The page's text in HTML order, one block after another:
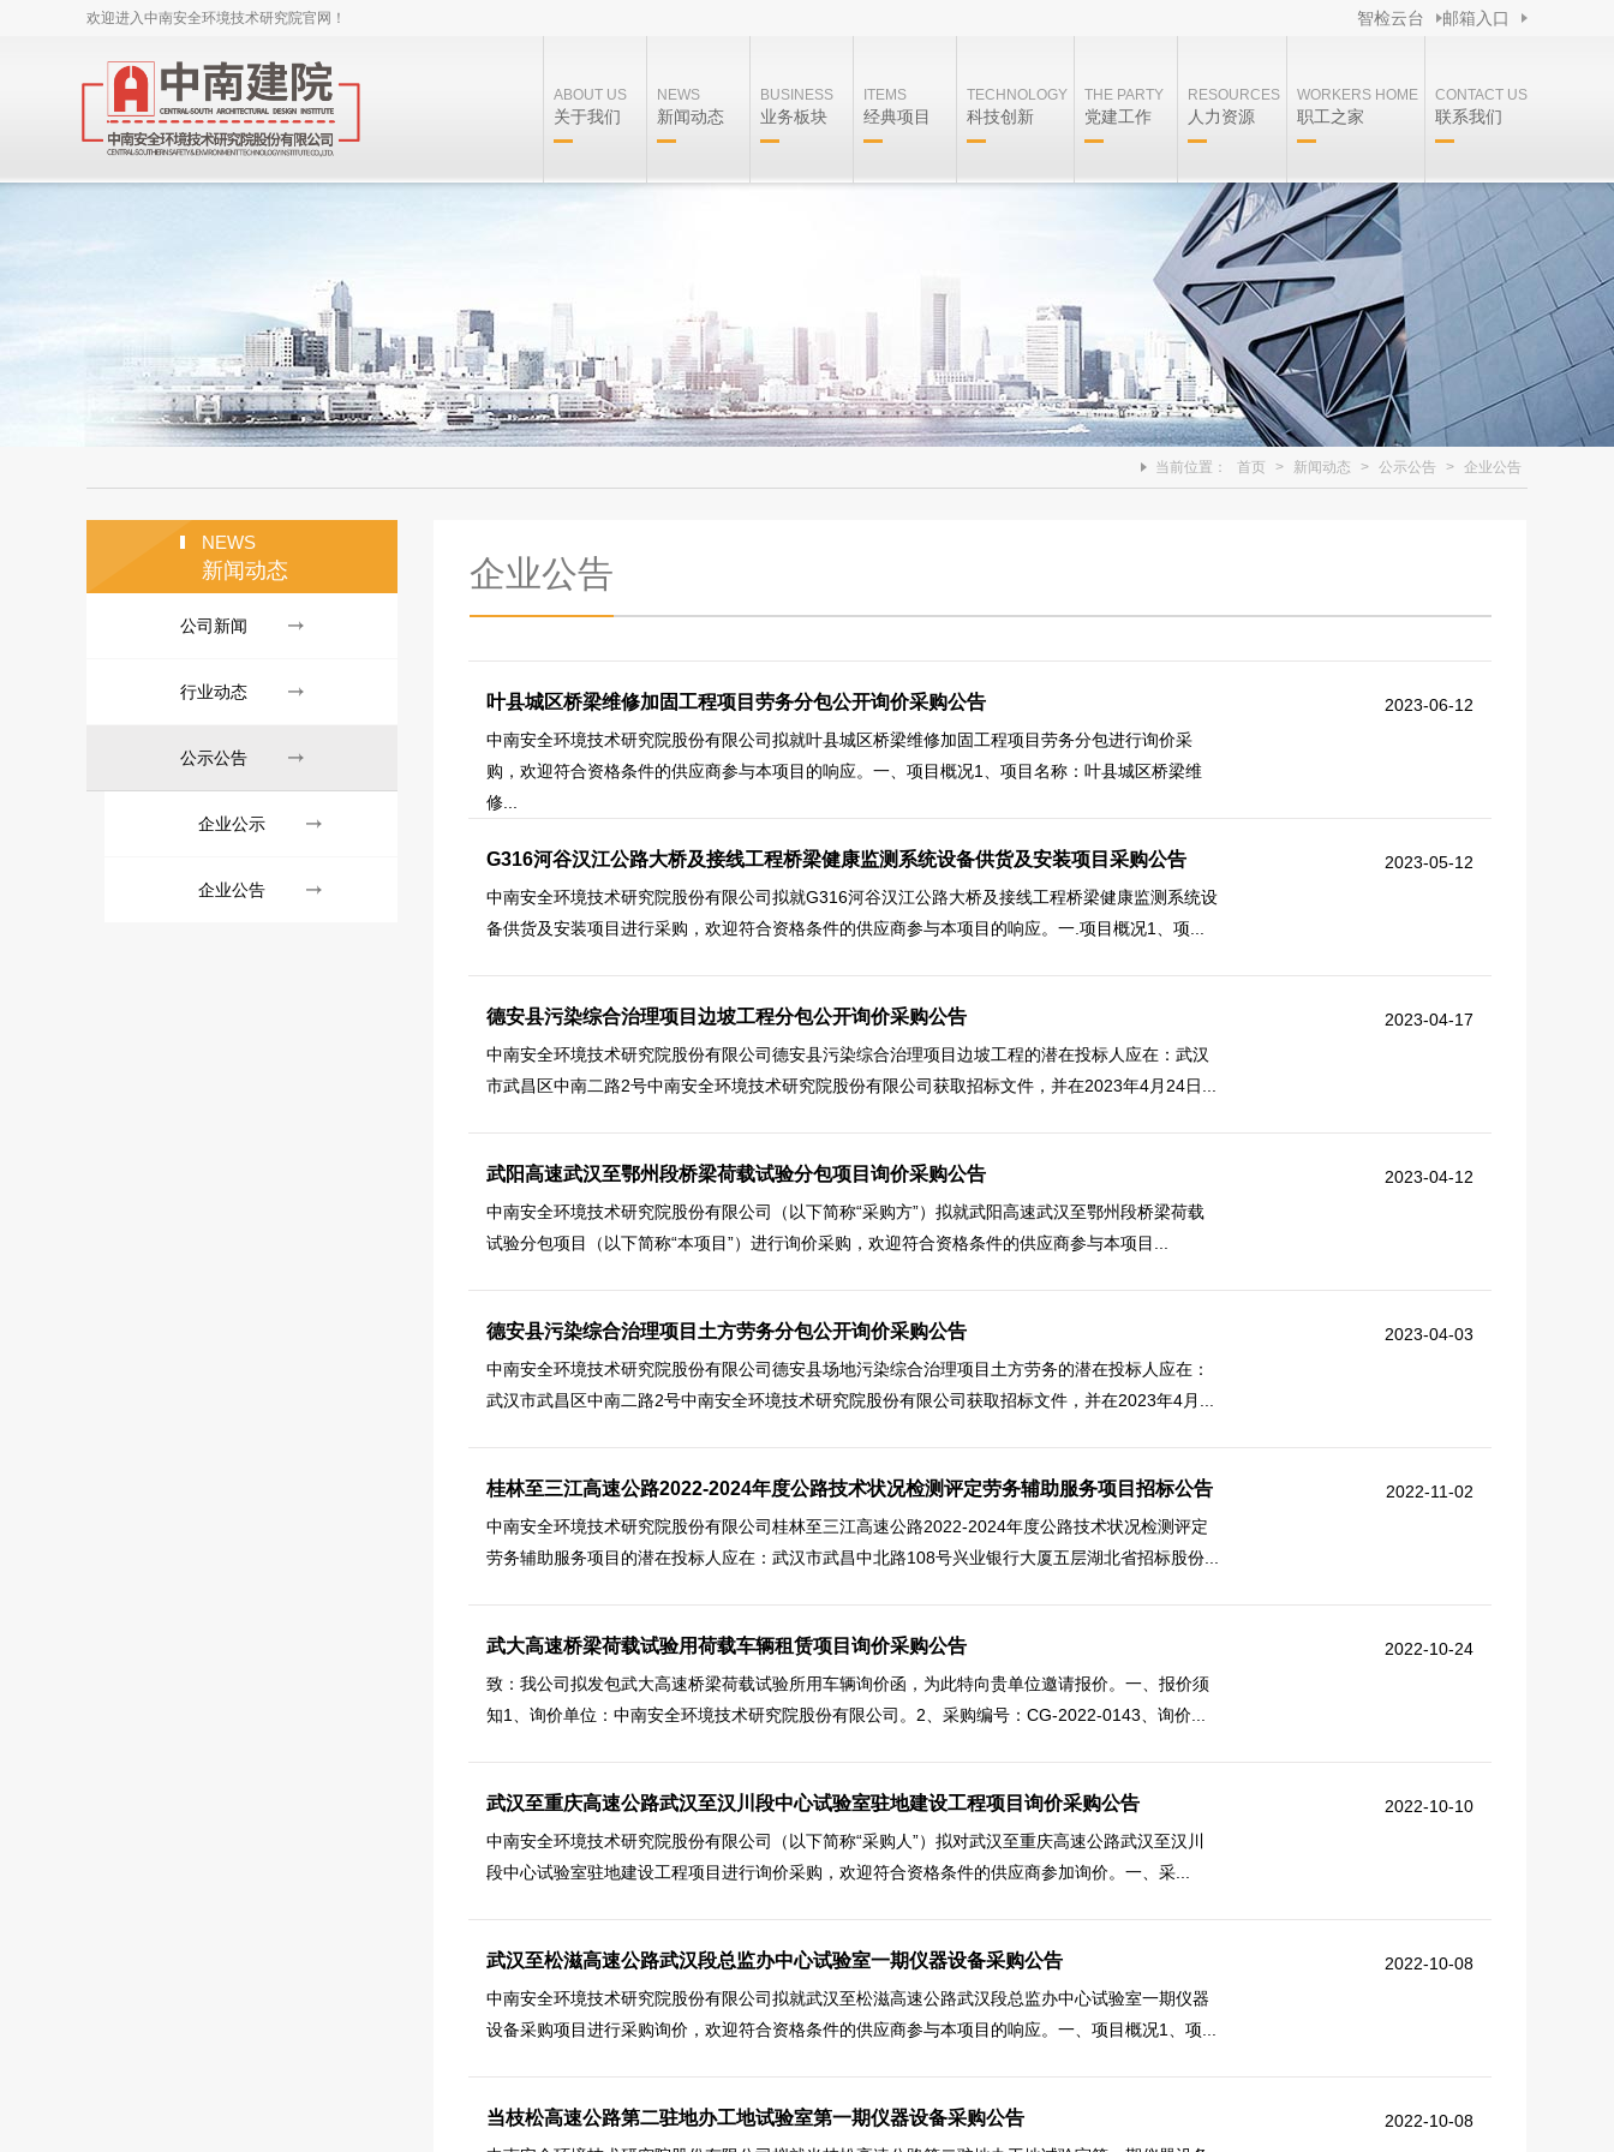
欢迎进入中南安全环境技术研究院官网！ 邮箱入口
智检云台
ABOUT US
关于我们
NEWS
新闻动态
BUSINESS
业务板块
ITEMS
经典项目
TECHNOLOGY
科技创新
THE PARTY
党建工作
RESOURCES
人力资源
WORKERS HOME
职工之家
CONTACT US
联系我们
企业公告
当前位置： 首页 > 新闻动态 > 公示公告 > 企业公告
NEWS
新闻动态
公司新闻
行业动态
公示公告
企业公示
企业公告
叶县城区桥梁维修加固工程项目劳务分包公开询价采购公告
2023-06-12
中南安全环境技术研究院股份有限公司拟就叶县城区桥梁维修加固工程项目劳务分包进行询价采
购，欢迎符合资格条件的供应商参与本项目的响应。一、项目概况1、项目名称：叶县城区桥梁维
修...
G316河谷汉江公路大桥及接线工程桥梁健康监测系统设备供货及安装项目采购公告
2023-05-12
中南安全环境技术研究院股份有限公司拟就G316河谷汉江公路大桥及接线工程桥梁健康监测系统设
备供货及安装项目进行采购，欢迎符合资格条件的供应商参与本项目的响应。一.项目概况1、项...
德安县污染综合治理项目边坡工程分包公开询价采购公告
2023-04-17
中南安全环境技术研究院股份有限公司德安县污染综合治理项目边坡工程的潜在投标人应在：武汉
市武昌区中南二路2号中南安全环境技术研究院股份有限公司获取招标文件，并在2023年4月24日...
武阳高速武汉至鄂州段桥梁荷载试验分包项目询价采购公告
2023-04-12
中南安全环境技术研究院股份有限公司（以下简称“采购方”）拟就武阳高速武汉至鄂州段桥梁荷载
试验分包项目（以下简称“本项目”）进行询价采购，欢迎符合资格条件的供应商参与本项目...
德安县污染综合治理项目土方劳务分包公开询价采购公告
2023-04-03
中南安全环境技术研究院股份有限公司德安县场地污染综合治理项目土方劳务的潜在投标人应在：
武汉市武昌区中南二路2号中南安全环境技术研究院股份有限公司获取招标文件，并在2023年4月...
桂林至三江高速公路2022-2024年度公路技术状况检测评定劳务辅助服务项目招标公告
2022-11-02
中南安全环境技术研究院股份有限公司桂林至三江高速公路2022-2024年度公路技术状况检测评定
劳务辅助服务项目的潜在投标人应在：武汉市武昌中北路108号兴业银行大厦五层湖北省招标股份...
武大高速桥梁荷载试验用荷载车辆租赁项目询价采购公告
2022-10-24
致：我公司拟发包武大高速桥梁荷载试验所用车辆询价函，为此特向贵单位邀请报价。一、报价须
知1、询价单位：中南安全环境技术研究院股份有限公司。2、采购编号：CG-2022-0143、询价...
武汉至重庆高速公路武汉至汉川段中心试验室驻地建设工程项目询价采购公告
2022-10-10
中南安全环境技术研究院股份有限公司（以下简称“采购人”）拟对武汉至重庆高速公路武汉至汉川
段中心试验室驻地建设工程项目进行询价采购，欢迎符合资格条件的供应商参加询价。一、采...
武汉至松滋高速公路武汉段总监办中心试验室一期仪器设备采购公告
2022-10-08
中南安全环境技术研究院股份有限公司拟就武汉至松滋高速公路武汉段总监办中心试验室一期仪器
设备采购项目进行采购询价，欢迎符合资格条件的供应商参与本项目的响应。一、项目概况1、项...
当枝松高速公路第二驻地办工地试验室第一期仪器设备采购公告
2022-10-08